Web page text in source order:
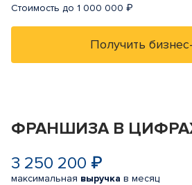
Стоимость до 1 000 000 ₽
Получить
ФРАНШИЗА В
3 250 200 ₽
максимальная выручка в месяц